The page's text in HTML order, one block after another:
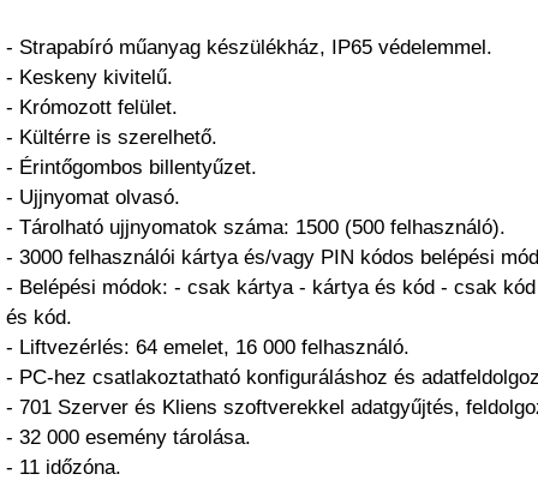
- Strapabíró műanyag készülékház, IP65 védelemmel.
- Keskeny kivitelű.
- Krómozott felület.
- Kültérre is szerelhető.
- Érintőgombos billentyűzet.
- Ujjnyomat olvasó.
- Tárolható ujjnyomatok száma: 1500 (500 felhasználó).
- 3000 felhasználói kártya és/vagy PIN kódos belépési
- Belépési módok: - csak kártya - kártya és kód - csak
és kód.
- Liftvezérlés: 64 emelet, 16 000 felhasználó.
- PC-hez csatlakoztatható konfiguráláshoz és
- 701 Szerver és Kliens szoftverekkel adatgyűjtés,
- 32 000 esemény tárolása.
- 11 időzóna.